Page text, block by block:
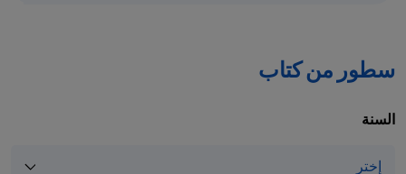
سطور من كتاب
السنة